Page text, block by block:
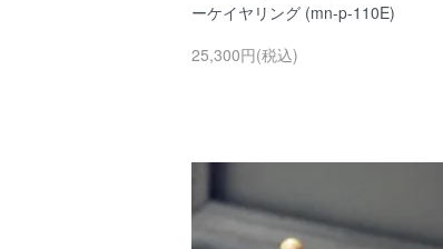
ーケイヤリング (mn-p-110E)
25,300円(税込)